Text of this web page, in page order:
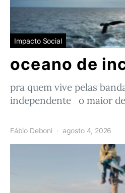
Impacto Social
oceano de
pra quem vive pelas
independente o maior
Fábio Deboni agosto 4, 2026